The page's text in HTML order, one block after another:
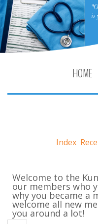
HOME
Index
Welcome to the
our members who
why you became a
welcome all new
you around a lot!